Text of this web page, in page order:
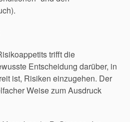
trifft die
Entscheidung darüber, in
ist, Risiken einzugehen. Der
Weise zum Ausdruck